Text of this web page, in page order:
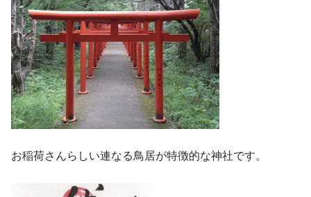
お稲荷さんらしい連なる鳥居が特徴的な神社です。